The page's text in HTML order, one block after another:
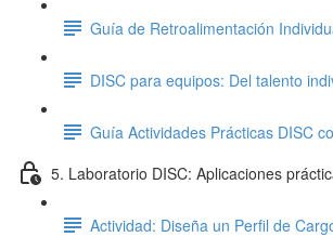
Guía de Retroalimentación
DISC para equipos: Del talento
Guía Actividades Prácticas DISC
5. Laboratorio DISC: Aplicaciones
Actividad: Diseña un Perfil de